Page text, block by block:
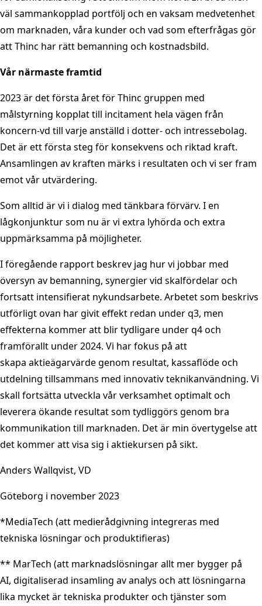
väl sammankopplad portfölj och en vaksam medvetenhet
om marknaden, våra kunder och vad som efterfrågas gör
att Thinc har rätt bemanning och kostnadsbild.
Vår närmaste framtid
2023 är det första året för Thinc gruppen med
målstyrning kopplat till incitament hela vägen från
koncern-vd till varje anställd i dotter- och intressebolag.
Det är ett första steg för konsekvens och riktad kraft.
Ansamlingen av kraften märks i resultaten och vi ser fram
emot vår utvärdering.
Som alltid är vi i dialog med tänkbara förvärv. I en
lågkonjunktur som nu är vi extra lyhörda och extra
uppmärksamma på möjligheter.
I föregående rapport beskrev jag hur vi jobbar med
översyn av bemanning, synergier vid skalfördelar och
fortsatt intensifierat nykundsarbete. Arbetet som beskrivs
utförligt ovan har givit effekt redan under q3, men
effekterna kommer att blir tydligare under q4 och
framförallt under 2024. Vi har fokus på att
skapa aktieägarvärde genom resultat, kassaflöde och
utdelning tillsammans med innovativ teknikanvändning. Vi
skall fortsätta utveckla vår verksamhet optimalt och
leverera ökande resultat som tydliggörs genom bra
kommunikation till marknaden. Det är min övertygelse att
det kommer att visa sig i aktiekursen på sikt.
Anders Wallqvist, VD
Göteborg i november 2023
*MediaTech (att medierådgivning integreras med
tekniska lösningar och produktifieras)
** MarTech (att marknadslösningar allt mer bygger på
AI, digitaliserad insamling av analys och att lösningarna
lika mycket är tekniska produkter och tjänster som